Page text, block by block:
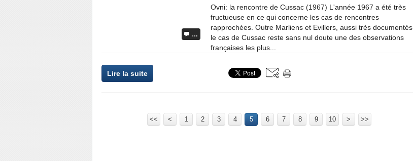
…
Ovni: la rencontre de Cussac (1967) L'année 1967 a été très
fructueuse en ce qui concerne les cas de rencontres
rapprochées. Outre Marliens et Evillers, aussi très documentés,
le cas de Cussac reste sans nul doute une des observations
françaises les plus...
Lire la suite
<< < 1 2 3 4 5 6 7 8 9 10 > >>